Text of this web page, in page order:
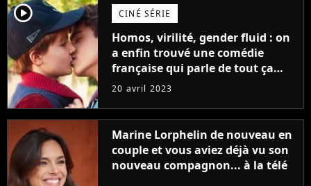
player2 CINÉ SÉRIE
Homos, virilité, gender fluid : on
a enfin trouvé une comédie
française qui parle de tout ça
sans être super ringarde
20 avril 2023
Marine Lorphelin de nouveau en
couple et vous aviez déjà vu son
nouveau compagnon... à la télé